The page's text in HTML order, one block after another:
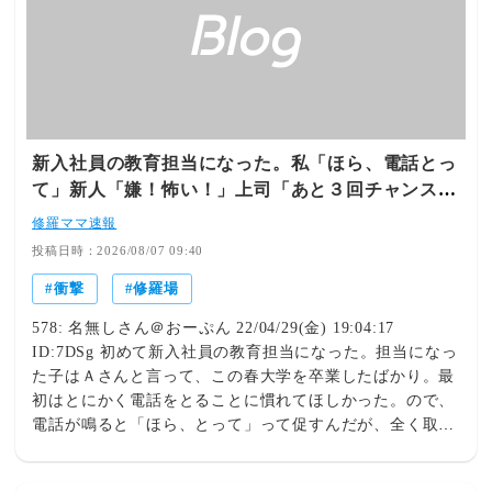
新入社員の教育担当になった。私「ほら、電話とっ
て」新人「嫌！怖い！」上司「あと３回チャンスを
あげます」新人「早退する」→ 翌日・・・
修羅ママ速報
投稿日時：2026/08/07 09:40
衝撃 修羅場
578: 名無しさん＠おーぷん 22/04/29(金) 19:04:17
ID:7DSg 初めて新入社員の教育担当になった。担当になっ
た子はＡさんと言って、この春大学を卒業したばかり。最
初はとにかく電話をとることに慣れてほしかった。ので、
電話が鳴ると「ほら、とって」って促すんだが、全く取れ